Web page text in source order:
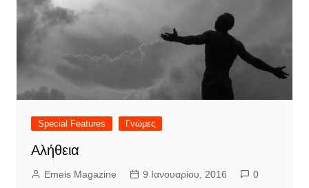
Special Features Γνώμες
Αλήθεια
Emeis Magazine 9 Ιανουαρίου, 2016 0